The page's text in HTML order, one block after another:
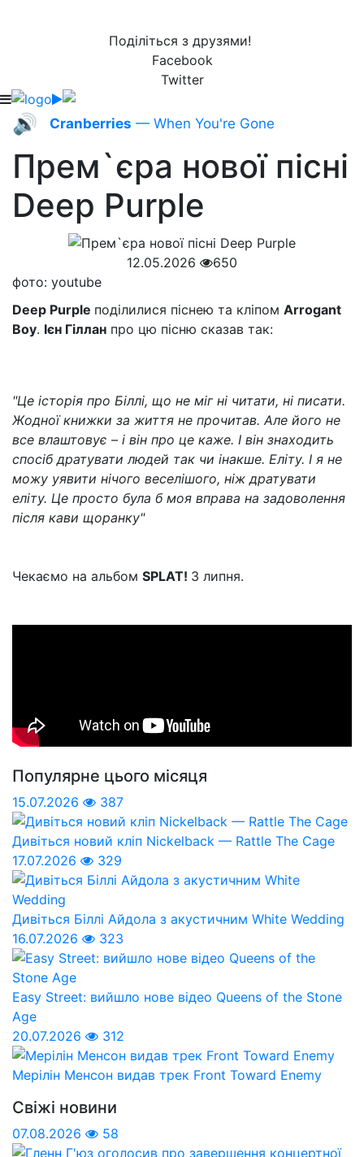
Поділіться з друзями!
Facebook
Twitter
🔊 Cranberries — When You're Gone
Прем`єра нової пісні
Deep Purple
12.05.2026
650
фото: youtube
Deep Purple поділилися піснею та кліпом Arrogant
Boy. Ієн Гіллан про цю пісню сказав так:
"Це історія про Біллі, що не міг ні читати, ні писати.
Жодної книжки за життя не прочитав. Але його не
все влаштовує – і він про це каже. І він знаходить
спосіб дратувати людей так чи інакше. Еліту. І я не
можу уявити нічого веселішого, ніж дратувати
еліту. Це просто була б моя вправа на задоволення
після кави щоранку"
Чекаємо на альбом SPLAT! 3 липня.
Популярне цього місяця
15.07.2026 387
Дивіться новий кліп Nickelback — Rattle The Cage
17.07.2026
329
Дивіться Біллі Айдола з акустичним White Wedding
16.07.2026
323
Easy Street: вийшло нове відео Queens of the Stone
Age
20.07.2026
312
Мерілін Менсон видав трек Front Toward Enemy
Свіжі новини
07.08.2026 58